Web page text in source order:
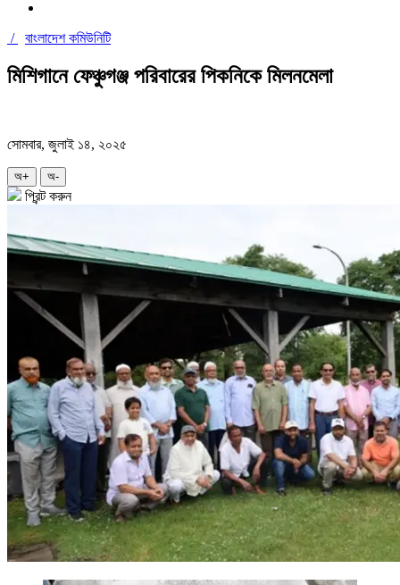
/ বাংলাদেশ কমিউনিটি
মিশিগানে ফেঞ্চুগঞ্জ পরিবারের পিকনিকে মিলনমেলা
সোমবার, জুলাই ১৪, ২০২৫
অ+ অ-
প্রিন্ট করুন